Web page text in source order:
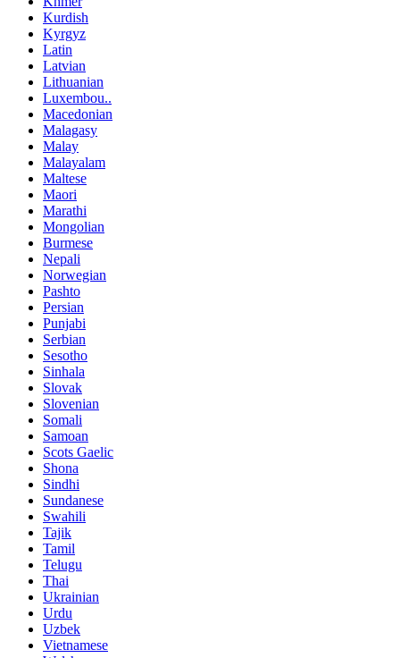
Kurdish
Kyrgyz
Latin
Latvian
Lithuanian
Luxembou..
Macedonian
Malagasy
Malay
Malayalam
Maltese
Maori
Marathi
Mongolian
Burmese
Nepali
Norwegian
Pashto
Persian
Punjabi
Serbian
Sesotho
Sinhala
Slovak
Slovenian
Somali
Samoan
Scots Gaelic
Shona
Sindhi
Sundanese
Swahili
Tajik
Tamil
Telugu
Thai
Ukrainian
Urdu
Uzbek
Vietnamese